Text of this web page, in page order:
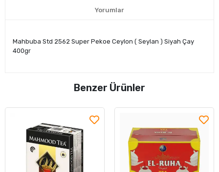
Yorumlar
Mahbuba Std 2562 Super Pekoe Ceylon ( Seylan ) Siyah Çay
400gr
Benzer Ürünler